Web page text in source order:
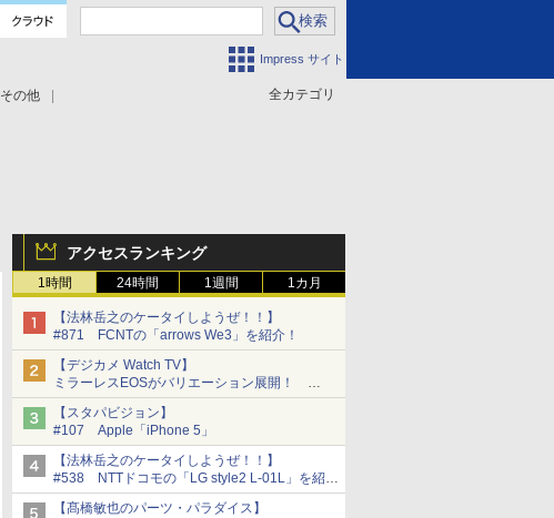
Impress サイト
全カテゴリ
その他
アクセスランキング
1時間 24時間 1週間 1カ月
【法林岳之のケータイしようぜ！！】
#871 FCNTの「arrows We3」を紹介！
【デジカメ Watch TV】
ミラーレスEOSがバリエーション展開！
「EOS M6」は「M5」とどこが違う？
【スタパビジョン】
#107 Apple「iPhone 5」
【法林岳之のケータイしようぜ！！】
#538 NTTドコモの「LG style2 L-01L」を紹
介！
【髙橋敏也のパーツ・パラダイス】